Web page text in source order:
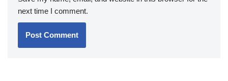
next time I comment.